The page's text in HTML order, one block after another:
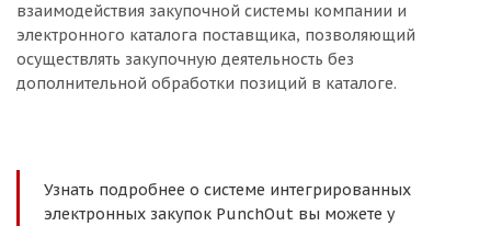
взаимодействия закупочной системы компании и
электронного каталога поставщика, позволяющий
осуществлять закупочную деятельность без
дополнительной обработки позиций в каталоге.
Узнать подробнее о системе интегрированных
электронных закупок PunchOut вы можете у